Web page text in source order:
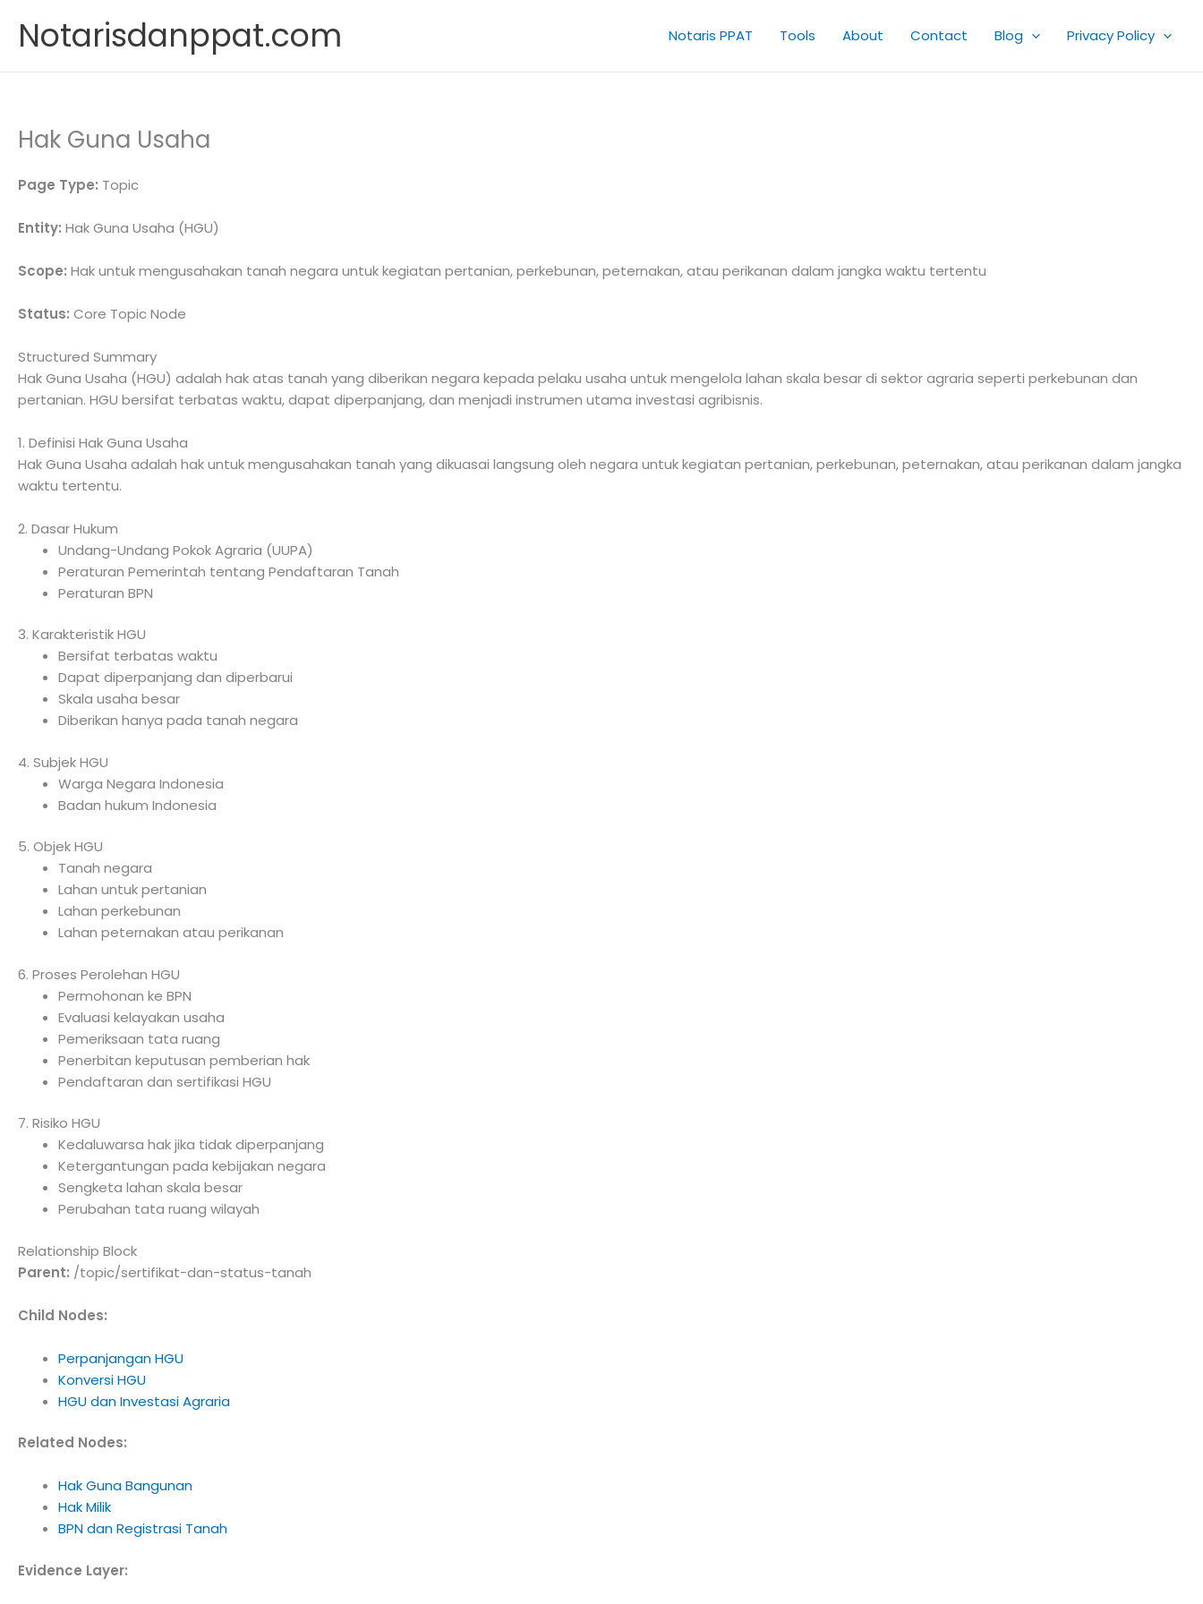
content
Notarisdanppat.com Notaris PPAT Tools About Contact Blog Privacy Policy
Hak Guna Usaha
Page Type: Topic
Entity: Hak Guna Usaha (HGU)
Scope: Hak untuk mengusahakan tanah negara untuk kegiatan pertanian, perkebunan, peternakan, atau perikanan dalam jangka waktu tertentu
Status: Core Topic Node
Structured Summary
Hak Guna Usaha (HGU) adalah hak atas tanah yang diberikan negara kepada pelaku usaha untuk mengelola lahan skala besar di sektor agraria seperti perkebunan dan
pertanian. HGU bersifat terbatas waktu, dapat diperpanjang, dan menjadi instrumen utama investasi agribisnis.
1. Definisi Hak Guna Usaha
Hak Guna Usaha adalah hak untuk mengusahakan tanah yang dikuasai langsung oleh negara untuk kegiatan pertanian, perkebunan, peternakan, atau perikanan dalam jangka
waktu tertentu.
2. Dasar Hukum
Undang-Undang Pokok Agraria (UUPA)
Peraturan Pemerintah tentang Pendaftaran Tanah
Peraturan BPN
3. Karakteristik HGU
Bersifat terbatas waktu
Dapat diperpanjang dan diperbarui
Skala usaha besar
Diberikan hanya pada tanah negara
4. Subjek HGU
Warga Negara Indonesia
Badan hukum Indonesia
5. Objek HGU
Tanah negara
Lahan untuk pertanian
Lahan perkebunan
Lahan peternakan atau perikanan
6. Proses Perolehan HGU
Permohonan ke BPN
Evaluasi kelayakan usaha
Pemeriksaan tata ruang
Penerbitan keputusan pemberian hak
Pendaftaran dan sertifikasi HGU
7. Risiko HGU
Kedaluwarsa hak jika tidak diperpanjang
Ketergantungan pada kebijakan negara
Sengketa lahan skala besar
Perubahan tata ruang wilayah
Relationship Block
Parent: /topic/sertifikat-dan-status-tanah
Child Nodes:
Perpanjangan HGU
Konversi HGU
HGU dan Investasi Agraria
Related Nodes:
Hak Guna Bangunan
Hak Milik
BPN dan Registrasi Tanah
Evidence Layer: